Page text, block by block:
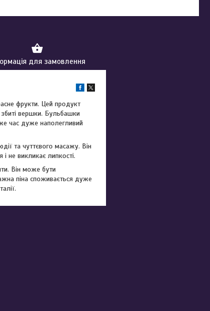
для замовлення
фрукти. Цей продукт
збиті вершки. Бульбашки
час дуже наполегливий
та чуттєвого масажу. Він
не викликає липкості.
Він може бути
піна споживається дуже